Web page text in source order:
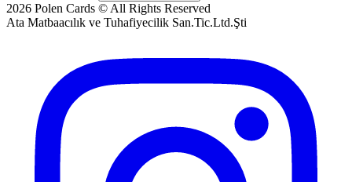
2026 Polen Cards © All Rights Reserved
Ata Matbaacılık ve Tuhafiyecilik San.Tic.Ltd.Şti